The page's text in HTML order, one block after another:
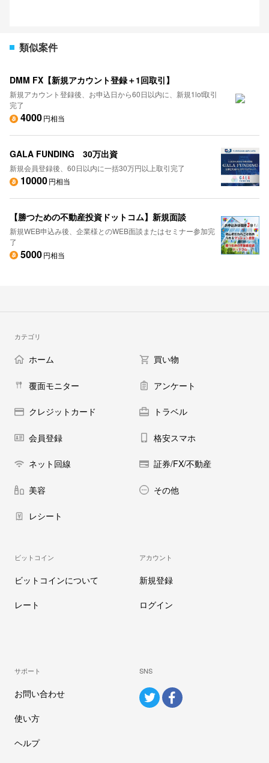
類似案件
DMM FX【新規アカウント登録＋1回取引】
新規アカウント登録後、お申込日から60日以内に、新規1lot取引
完了
4000円相当
GALA FUNDING 30万出資
新規会員登録後、60日以内に一括30万円以上取引完了
10000円相当
【勝つための不動産投資ドットコム】新規面談
新規WEB申込み後、企業様とのWEB面談またはセミナー参加完
了
5000円相当
カテゴリ
ホーム 買い物
覆面モニター アンケート
クレジットカード トラベル
会員登録 格安スマホ
ネット回線 証券/FX/不動産
美容 その他
レシート
ビットコイン
ビットコインについて
レート
アカウント
新規登録
ログイン
サポート
お問い合わせ
使い方
ヘルプ
SNS